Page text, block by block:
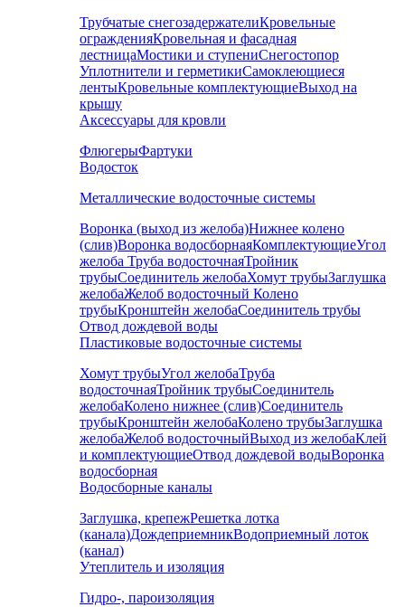
Трубчатые снегозадержателиКровельные
огражденияКровельная и фасадная
лестницаМостики и ступениСнегостопор
Уплотнители и герметикиСамоклеющиеся
лентыКровельные комплектующиеВыход на
крышу
Аксессуары для кровли
ФлюгерыФартуки
Водосток
Металлические водосточные системы
Воронка (выход из желоба)Нижнее колено
(слив)Воронка водосборнаяКомплектующиеУгол
желоба Труба водосточнаяТройник
трубыСоединитель желобаХомут трубыЗаглушка
желобаЖелоб водосточный Колено
трубыКронштейн желобаСоединитель трубы
Отвод дождевой воды
Пластиковые водосточные системы
Хомут трубыУгол желобаТруба
водосточнаяТройник трубыСоединитель
желобаКолено нижнее (слив)Соединитель
трубыКронштейн желобаКолено трубыЗаглушка
желобаЖелоб водосточныйВыход из желобаКлей
и комплектующиеОтвод дождевой водыВоронка
водосборная
Водосборные каналы
Заглушка, крепежРешетка лотка
(канала)ДождеприемникВодоприемный лоток
(канал)
Утеплитель и изоляция
Гидро-, пароизоляция